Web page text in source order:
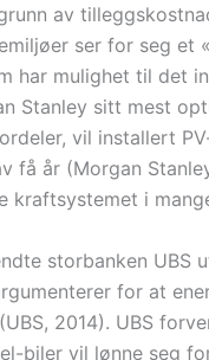
av
ser for seg
har mulighet til det
Stanley sitt mest
vil installert
få år (Morgan
kraftsystemet i
storbanken
for at
2014). UBS
biler vil lønne seg